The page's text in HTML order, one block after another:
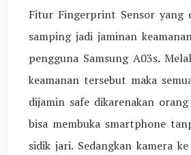
Fitur Fingerprint Sensor yang
samping jadi jaminan
pengguna Samsung A03s.
keamanan tersebut maka
dijamin safe dikarenakan
bisa membuka smartphone
sidik jari. Sedangkan kamera